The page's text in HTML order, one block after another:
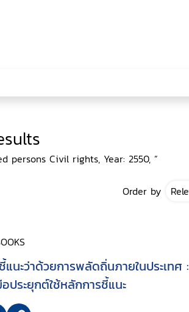
persons Civil rights, Year: 2550, ”
Order by
แนะว่าด้วยการพลัดถิ่นภายในประเทศ :
ประยุกต์ใช้หลักการชี้แนะ